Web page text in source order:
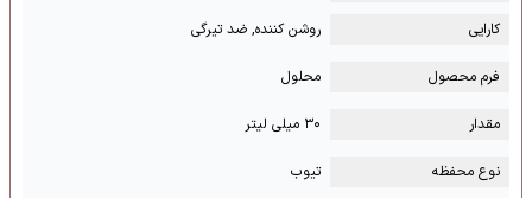
کارایی
روشن کننده, ضد تیرگی
فرم محصول محلول
مقدار ۳۰ میلی لیتر
نوع محفظه تیوب